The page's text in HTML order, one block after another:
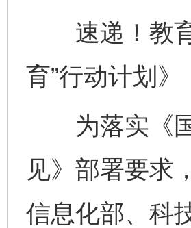
速递！教育
育”行动计划》
为落实《国
见》部署要求
信息化部、科